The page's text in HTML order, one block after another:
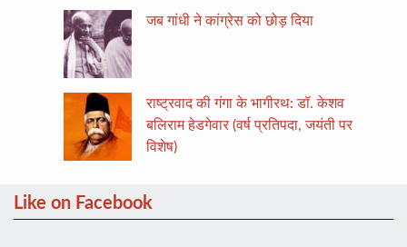
जब गांधी ने कांग्रेस को छोड़ दिया
राष्ट्रवाद की गंगा के भागीरथ: डॉ. केशव
बलिराम हेडगेवार (वर्ष प्रतिपदा, जयंती पर
विशेष)
Like on Facebook